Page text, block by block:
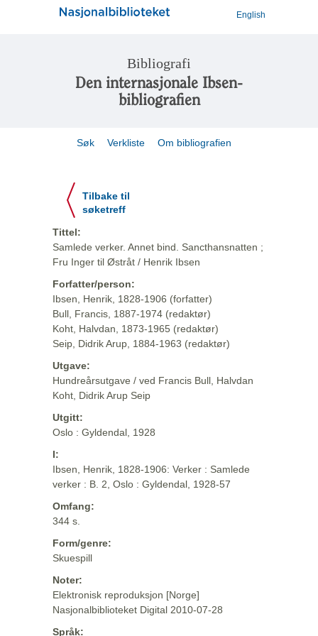
English
Bibliografi
Den internasjonale Ibsen-
bibliografien
Søk Verkliste Om bibliografien
Tilbake til
søketreff
Tittel:
Samlede verker. Annet bind. Sancthansnatten ;
Fru Inger til Østråt / Henrik Ibsen
Forfatter/person:
Ibsen, Henrik, 1828-1906 (forfatter)
Bull, Francis, 1887-1974 (redaktør)
Koht, Halvdan, 1873-1965 (redaktør)
Seip, Didrik Arup, 1884-1963 (redaktør)
Utgave:
Hundreårsutgave / ved Francis Bull, Halvdan
Koht, Didrik Arup Seip
Utgitt:
Oslo : Gyldendal, 1928
I:
Ibsen, Henrik, 1828-1906: Verker : Samlede
verker : B. 2, Oslo : Gyldendal, 1928-57
Omfang:
344 s.
Form/genre:
Skuespill
Noter:
Elektronisk reproduksjon [Norge]
Nasjonalbiblioteket Digital 2010-07-28
Språk: